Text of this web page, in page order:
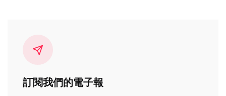
訂閱我們的電子報